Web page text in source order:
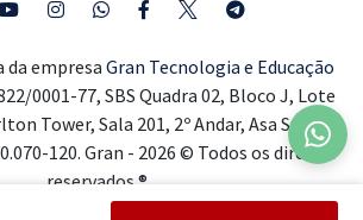
da empresa Gran Tecnologia e Educação
0001-77, SBS Quadra 02, Bloco J, Lote
Tower, Sala 201, 2º Andar, Asa Sul,
120. Gran - 2026 © Todos os direitos
reservados ®